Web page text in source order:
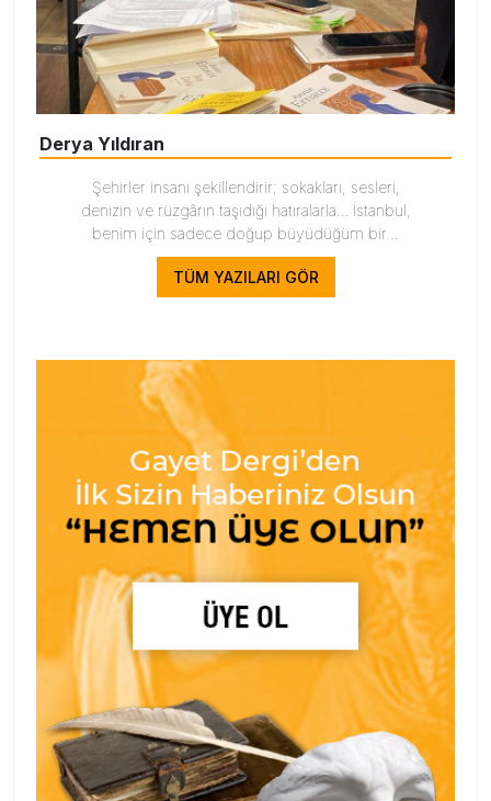
Derya Yıldıran
Şehirler insanı şekillendirir; sokakları, sesleri,
denizin ve rüzgârın taşıdığı hatıralarla… İstanbul,
benim için sadece doğup büyüdüğüm bir...
TÜM YAZILARI GÖR